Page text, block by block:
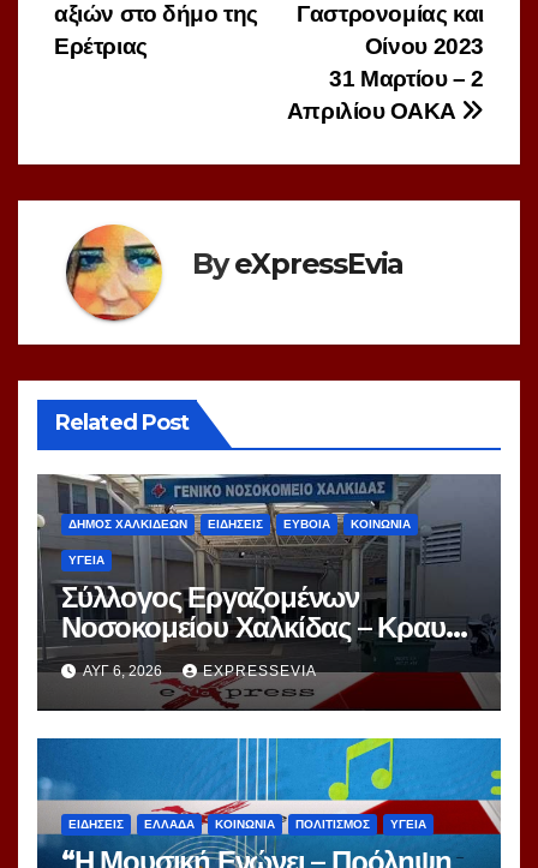
Γαστρονομίας και
Οίνου 2023
31 Μαρτίου – 2
Απριλίου ΟΑΚΑ
αξιών στο δήμο της
Ερέτριας
ByeXpressEvia
Related Post
ΔΗΜΟΣ ΧΑΛΚΙΔΕΩΝ ΕΙΔΗΣΕΙΣ ΕΥΒΟΙΑ ΚΟΙΝΩΝΙΑ
ΥΓΕΙΑ
Σύλλογος Εργαζομένων
Νοσοκομείου Χαλκίδας – Κραυγή
Αγωνίας
ΑΥΓ 6, 2026 EXPRESSEVIA
ΕΙΔΗΣΕΙΣ ΕΛΛΑΔΑ ΚΟΙΝΩΝΙΑ ΠΟΛΙΤΙΣΜΟΣ ΥΓΕΙΑ